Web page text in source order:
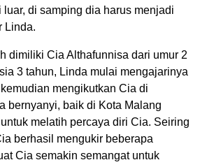
di samping dia harus menjadi
Linda.
dimiliki Cia Althafunnisa dari umur 2
3 tahun, Linda mulai mengajarinya
mengikutkan Cia di
bernyanyi, baik di Kota Malang
melatih percaya diri Cia. Seiring
berhasil mengukir beberapa
Cia semakin semangat untuk